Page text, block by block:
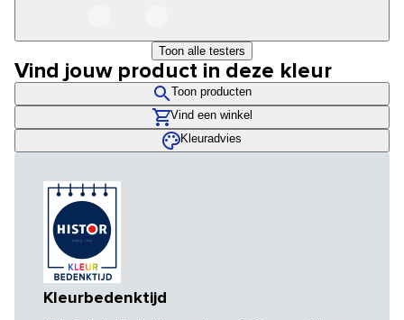
Toon alle testers
Vind jouw product in deze kleur
Toon producten
Vind een winkel
Kleuradvies
Kleurbedenktijd